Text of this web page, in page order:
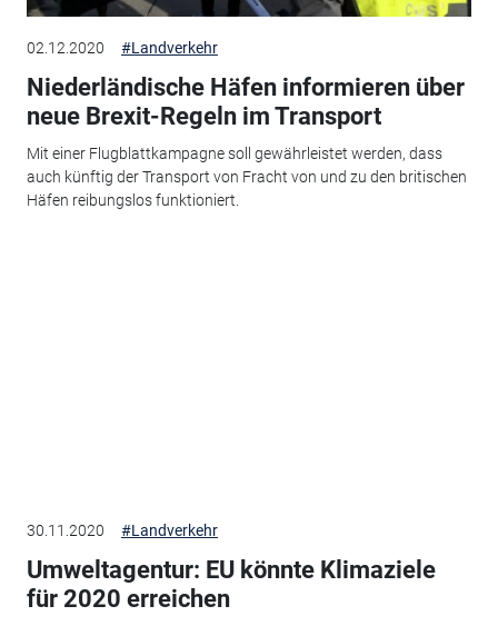
02.12.2020 #Landverkehr
Niederländische Häfen informieren über
neue Brexit-Regeln im Transport
Mit einer Flugblattkampagne soll gewährleistet werden, dass
auch künftig der Transport von Fracht von und zu den britischen
Häfen reibungslos funktioniert.
30.11.2020 #Landverkehr
Umweltagentur: EU könnte Klimaziele
für 2020 erreichen